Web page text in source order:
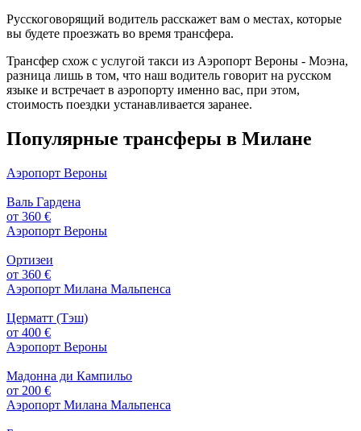
Русскоговорящий водитель расскажет вам о местах, которые
вы будете проезжать во время трансфера.
Трансфер схож с услугой такси из Аэропорт Вероны - Моэна,
разница лишь в том, что наш водитель говорит на русском
языке и встречает в аэропорту именно вас, при этом,
стоимость поездки устанавливается заранее.
Популярные трансферы в Милане
Аэропорт Вероны
Валь Гардена
от 360 €
Аэропорт Вероны
Ортизеи
от 360 €
Аэропорт Милана Мальпенса
Церматт (Тэш)
от 400 €
Аэропорт Вероны
Мадонна ди Кампильо
от 200 €
Аэропорт Милана Мальпенса